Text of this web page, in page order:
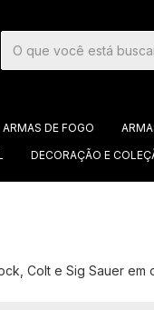
ARMAS DE FOGO
DECORAÇÃO E
Colt e Sig Sauer